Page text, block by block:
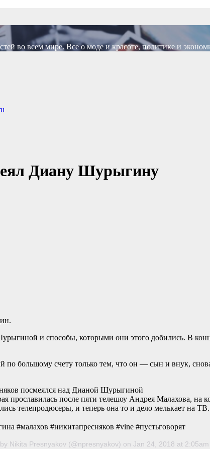
во всем мире. Все о моде и красоте, политике и
Диану Шурыгину
и способы, которыми они этого добились. В
большому счету только тем, что он — сын и внук,
посмеялся над Дианой Шурыгиной
после пяти телешоу Андрея Малахова, на
телепродюсеры, и теперь она то и дело мелькает на ТВ.
#малахов #никитапресняков #vine #пустьговорят
Nikita Presnyakov (@npresnyakov) on Jan 24, 2018 at 2:05am